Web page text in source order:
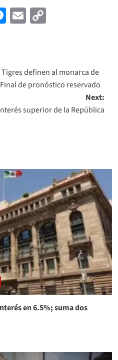
Messenger
EmailCopy
definen al monarca de
de pronóstico reservado
Next:
superior de la República
en 6.5%; suma dos